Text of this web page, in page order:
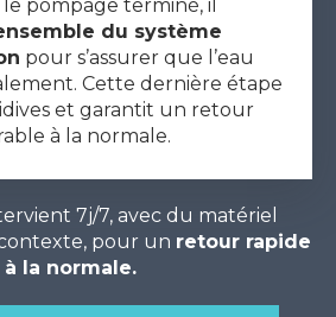
le pompage terminé, il
du système
pour s’assurer que l’eau
Cette dernière étape
et garantit un retour
à la normale.
7j/7, avec du matériel
pour un retour rapide
à la normale.